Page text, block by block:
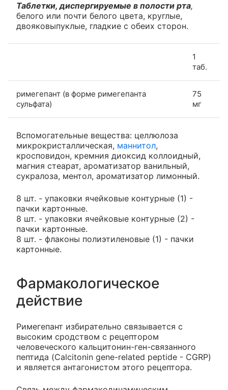
Таблетки, диспергируемые в полости рта,
белого или почти белого цвета, круглые,
двояковыпуклые, гладкие с обеих сторон.
1
таб.
римегепант (в форме римегепанта
сульфата)
75
мг
Вспомогательные вещества: целлюлоза
микрокристаллическая, маннитол,
кросповидон, кремния диоксид коллоидный,
магния стеарат, ароматизатор ванильный,
сукралоза, ментол, ароматизатор лимонный.
8 шт. - упаковки ячейковые контурные (1) -
пачки картонные.
8 шт. - упаковки ячейковые контурные (2) -
пачки картонные.
8 шт. - флаконы полиэтиленовые (1) - пачки
картонные.
Фармакологическое
действие
Римегепант избирательно связывается с
высоким сродством с рецептором
человеческого кальцитонин-ген-связанного
пептида (Calcitonin gene-related peptide - CGRP)
и является антагонистом этого рецептора.